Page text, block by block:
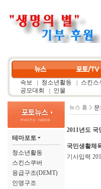
속보 청소년활동 스킨스
공모대회
인물
테마포토
청소년활동
스킨스쿠버
응급구조(DEMT)
인명구조
뉴스 홈
2011년도
국민생활체
기사입력